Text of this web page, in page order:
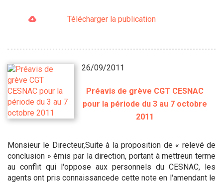
Télécharger la publication
26/09/2011
Préavis de grève CGT CESNAC
pour la période du 3 au 7 octobre
2011
Monsieur le Directeur,Suite à la proposition de « relevé de
conclusion » émis par la direction, portant à mettreun terme
au conflit qui l'oppose aux personnels du CESNAC, les
agents ont pris connaissancede cette note en l'amendant le